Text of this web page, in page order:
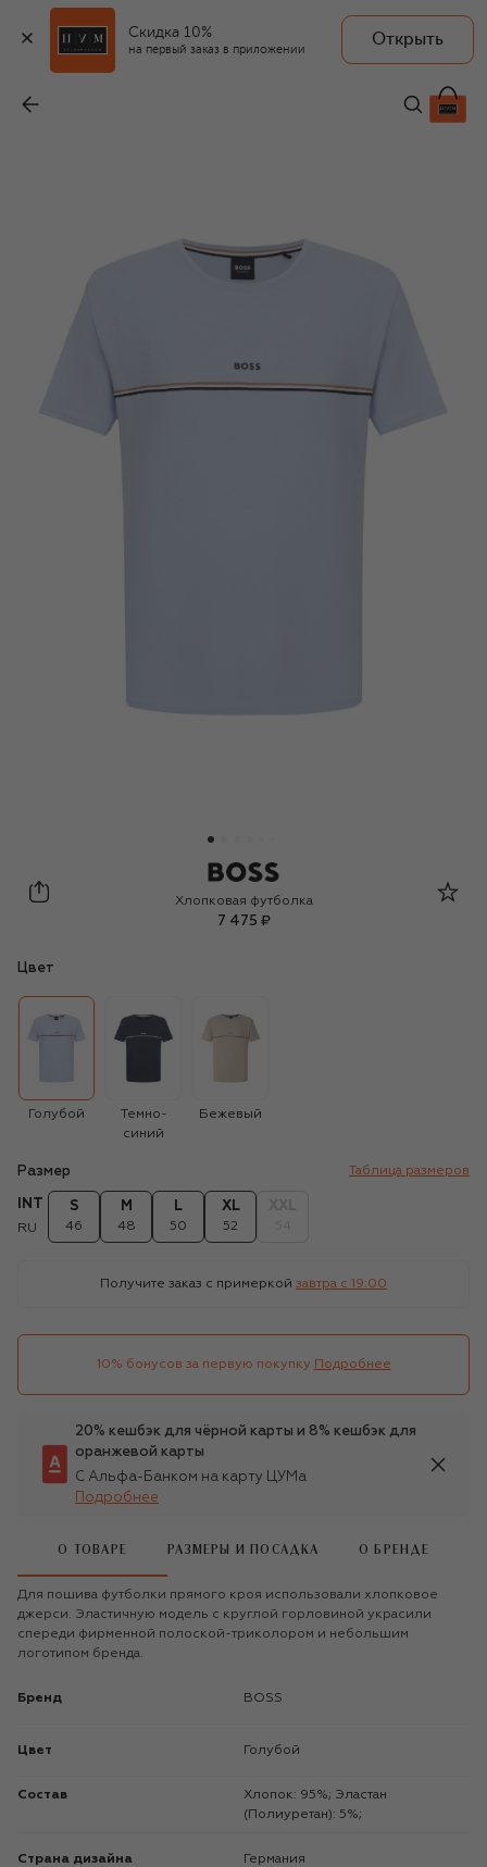
Скидка 10%
на первый заказ в приложении
Открыть
7 475 ₽
BOSS
Хлопковая футболка
7 475 ₽
Цвет
Голубой
Темно-
синий
Бежевый
Размер Таблица размеров
INT
RU
S
46
M
48
L
50
XL
52
Получите заказ с примеркой завтра c 19:00
10% бонусов за первую покупку Подробнее
20% кешбэк для чёрной карты и 8% кешбэк для
оранжевой карты
С Альфа-Банком на карту ЦУМа
Подробнее
О ТОВАРЕ РАЗМЕРЫ И ПОСАДКА О БРЕНДЕ
Для пошива футболки прямого кроя использовали хлопковое
джерси. Эластичную модель с круглой горловиной украсили
спереди фирменной полоской-триколором и небольшим
логотипом бренда.
Бренд BOSS
Цвет Голубой
Состав
Хлопок: 95%; Эластан
(Полиуретан): 5%;
Страна дизайна Германия